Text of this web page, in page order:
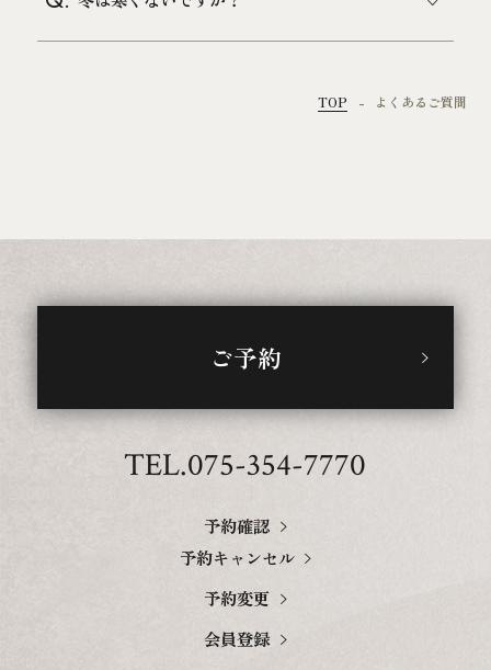
TOP よくあるご質問
ご予約
TEL.075-354-7770
予約確認
予約キャンセル
予約変更
会員登録